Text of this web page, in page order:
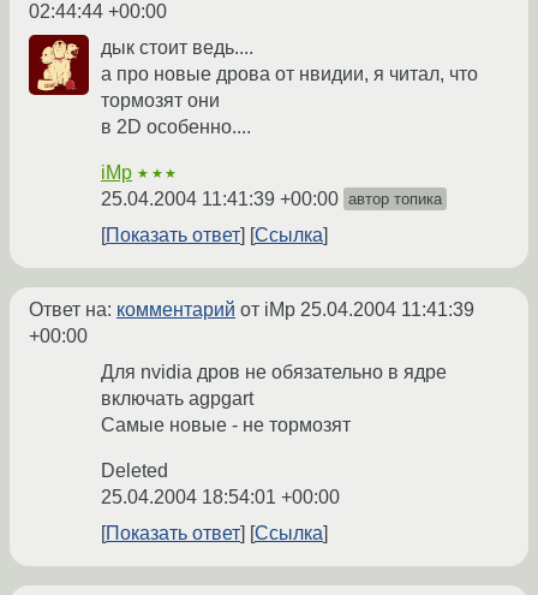
02:44:44 +00:00
дык стоит ведь....
а про новые дрова от нвидии, я читал, что
тормозят они
в 2D особенно....
iMp ★★★
25.04.2004 11:41:39 +00:00 автор топика
Показать ответ Ссылка
Ответ на: комментарий от iMp 25.04.2004 11:41:39
+00:00
Для nvidia дров не обязательно в ядре
включать agpgart
Самые новые - не тормозят
Deleted
25.04.2004 18:54:01 +00:00
Показать ответ
Ссылка